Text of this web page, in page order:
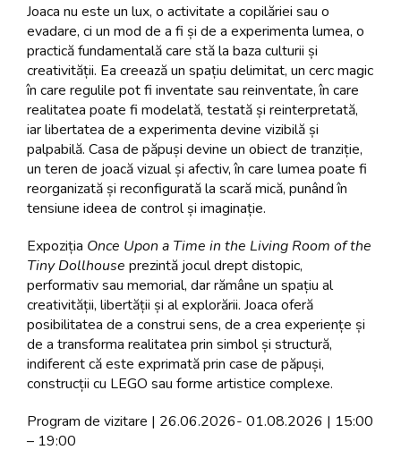
Joaca nu este un lux, o activitate a copilăriei sau o
evadare, ci un mod de a fi și de a experimenta lumea, o
practică fundamentală care stă la baza culturii și
creativității. Ea creează un spațiu delimitat, un cerc magic
în care regulile pot fi inventate sau reinventate, în care
realitatea poate fi modelată, testată și reinterpretată,
iar libertatea de a experimenta devine vizibilă și
palpabilă. Casa de păpuși devine un obiect de tranziție,
un teren de joacă vizual și afectiv, în care lumea poate fi
reorganizată și reconfigurată la scară mică, punând în
tensiune ideea de control și imaginație.
Expoziția Once Upon a Time in the Living Room of the
Tiny Dollhouse prezintă jocul drept distopic,
performativ sau memorial, dar rămâne un spațiu al
creativității, libertății și al explorării. Joaca oferă
posibilitatea de a construi sens, de a crea experiențe și
de a transforma realitatea prin simbol și structură,
indiferent că este exprimată prin case de păpuși,
construcții cu LEGO sau forme artistice complexe.
Program de vizitare | 26.06.2026- 01.08.2026 | 15:00
– 19:00